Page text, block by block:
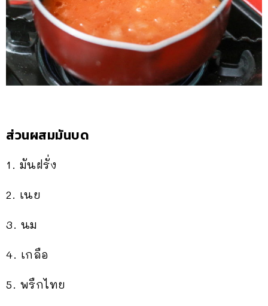
ส่วนผสมมันบด
1. มันฝรั่ง
2. เนย
3. นม
4. เกลือ
5. พรืกไทย